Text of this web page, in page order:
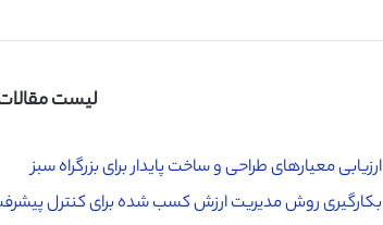
لیست
ارزیابی معیارهای طراحی و ساخت پایدار برای بزرگراه سبز
بکارگیری روش مدیریت ارزش کسب شده برای کنترل